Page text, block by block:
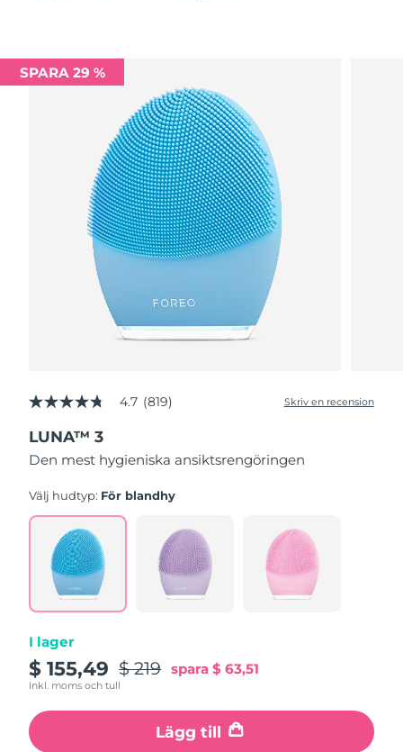
SPARA 29 %
4.7
5
stjärnor,
genomsnittligt
Read
Reviews.
Länk
samma
sida.
4.7 (819) Skriv en recension
LUNA™ 3
Den mest hygieniska ansiktsrengöringen
Välj hudtyp: För blandhy
I lager
$ 155,49 $ 219 spara$ 63,51
Inkl. moms och tull
Lägg till